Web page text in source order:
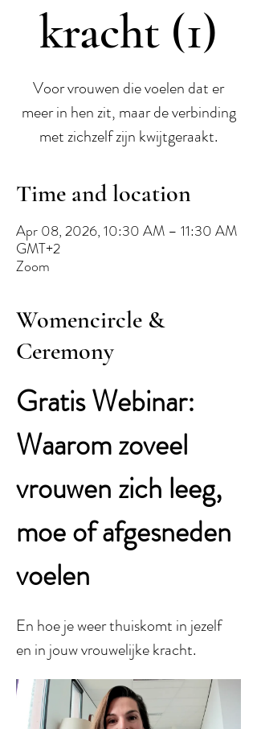
kracht (1)
Voor vrouwen die voelen dat er
meer in hen zit, maar de verbinding
met zichzelf zijn kwijtgeraakt.
Time and location
Apr 08, 2026, 10:30 AM – 11:30 AM
GMT+2
Zoom
Womencircle &
Ceremony
Gratis Webinar:
Waarom zoveel
vrouwen zich leeg,
moe of afgesneden
voelen
En hoe je weer thuiskomt in jezelf
en in jouw vrouwelijke kracht.